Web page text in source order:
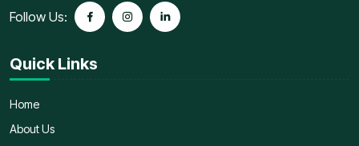
Follow Us:
Quick Links
Home
About Us